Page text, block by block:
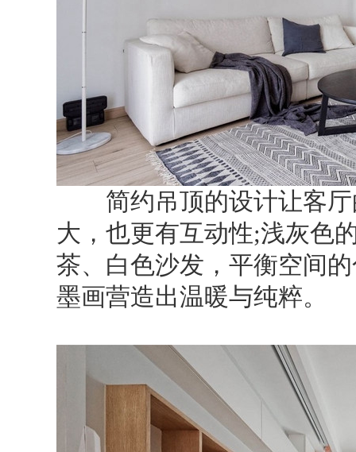
简约吊顶的设计让客厅
大，也更有互动性;浅灰色
茶、白色沙发，平衡空间
墨画营造出温暖与纯粹。